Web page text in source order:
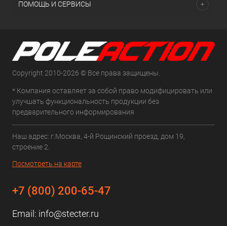
ПОМОЩЬ И СЕРВИСЫ
Copyright 2010-2026 © Все права защищены.
* Компания оставляет за собой право модифицировать или
улучшать функциональность продукции без
предварительного информирования
Наш адрес: г.Москва, 4-й Рощинский проезд, дом 19,
строение 2.
Посмотреть на карте
+7 (800) 200-65-47
Email: info@stecter.ru